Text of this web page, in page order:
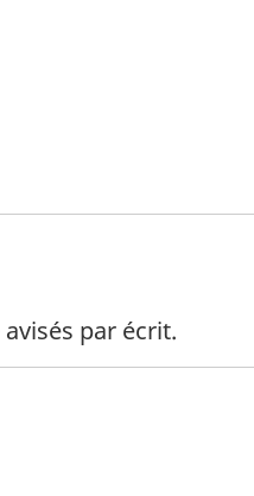
par écrit.